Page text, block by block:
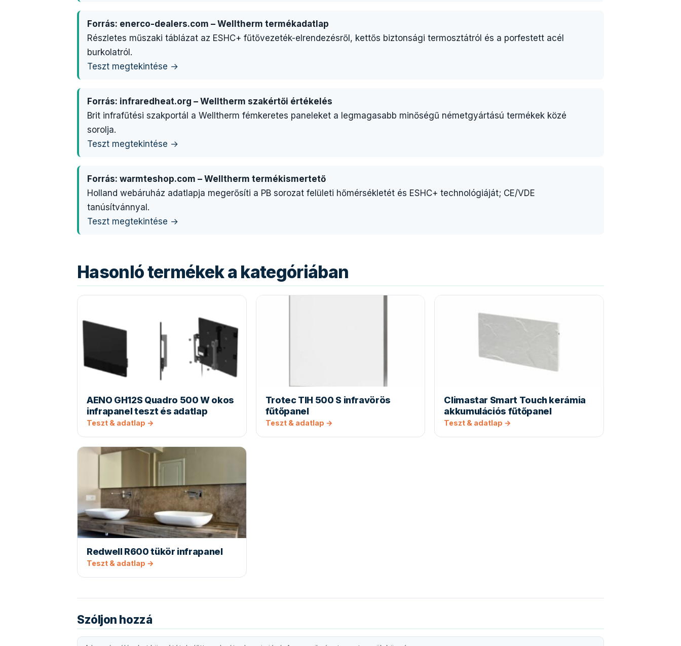
Forrás: enerco-dealers.com – Welltherm termékadatlap
Részletes műszaki táblázat az ESHC+ fűtővezeték-elrendezésről, kettős biztonsági termosztátról és a porfestett acél
burkolatról.
Teszt megtekintése →
Forrás: infraredheat.org – Welltherm szakértői értékelés
Brit infrafűtési szakportál a Welltherm fémkeretes paneleket a legmagasabb minőségű németgyártású termékek közé
sorolja.
Teszt megtekintése →
Forrás: warmteshop.com – Welltherm termékismertető
Holland webáruház adatlapja megerősíti a PB sorozat felületi hőmérsékletét és ESHC+ technológiáját; CE/VDE
tanúsítvánnyal.
Teszt megtekintése →
Hasonló termékek a kategóriában
AENO GH12S Quadro 500 W okos
infrapanel teszt és adatlap
Teszt & adatlap →
Trotec TIH 500 S infravörös
fűtőpanel
Teszt & adatlap →
Climastar Smart Touch kerámia
akkumulációs fűtőpanel
Teszt & adatlap →
Redwell R600 tükör infrapanel
Teszt & adatlap →
Szóljon hozzá